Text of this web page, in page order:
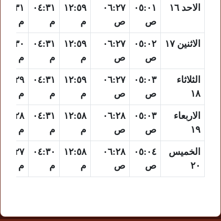
الاحد ١٦
٠٥:٠١
ص
٠٦:٢٧
ص
١٢:٥٩
م
٠٤:٣١
م
٠٧:٣١
م
الاثنين ١٧
٠٥:٠٢
ص
٠٦:٢٧
ص
١٢:٥٩
م
٠٤:٣١
م
٠٧:٣٠
م
الثلاثاء
١٨
٠٥:٠٣
ص
٠٦:٢٧
ص
١٢:٥٩
م
٠٤:٣١
م
٠٧:٢٩
م
الاربعاء
١٩
٠٥:٠٣
ص
٠٦:٢٨
ص
١٢:٥٨
م
٠٤:٣١
م
٠٧:٢٨
م
الخميس
٢٠
٠٥:٠٤
ص
٠٦:٢٨
ص
١٢:٥٨
م
٠٤:٣٠
م
٠٧:٢٧
م